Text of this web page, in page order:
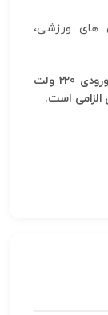
های ورزشی،
نکته: برای خنک سازی تمامی ال ای دی های ورودی 220 ولت
است.